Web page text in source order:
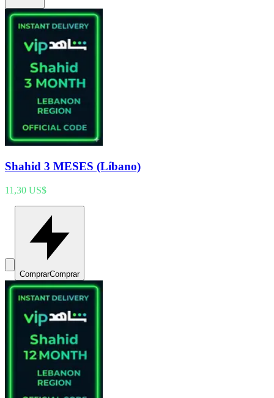
Shahid 3 MESES (Líbano)
11,30 US$
ComprarComprar